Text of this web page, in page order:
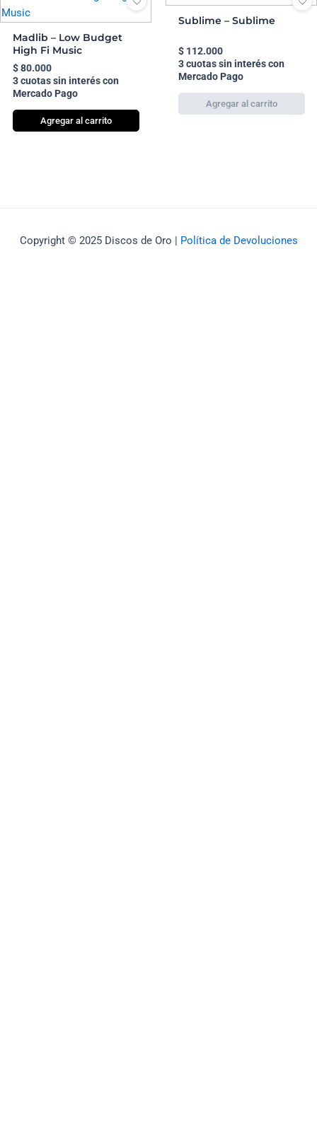
Madlib – Low Budget
High Fi Music
$80.000
3 cuotas sin interés con
Mercado Pago
Agregar al carrito
Sublime – Sublime
$112.000
3 cuotas sin interés con
Mercado Pago
Copyright © 2025 Discos de Oro | Política de Devoluciones